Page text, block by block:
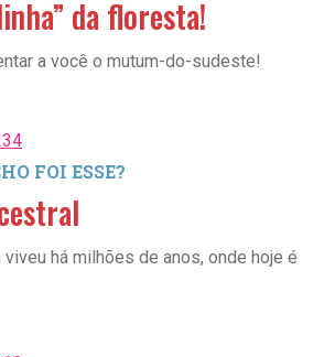
da floresta!
a você o mutum-do-sudeste!
FOI ESSE?
há milhões de anos, onde hoje é